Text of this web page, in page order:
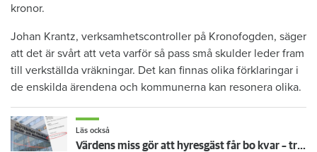
kronor.
Johan Krantz, verksamhetscontroller på Kronofogden, säger
att det är svårt att veta varför så pass små skulder leder fram
till verkställda vräkningar. Det kan finnas olika förklaringar i
de enskilda ärendena och kommunerna kan resonera olika.
Läs också
Värdens miss gör att hyresgäst får bo kvar – trots 13 sena hyror